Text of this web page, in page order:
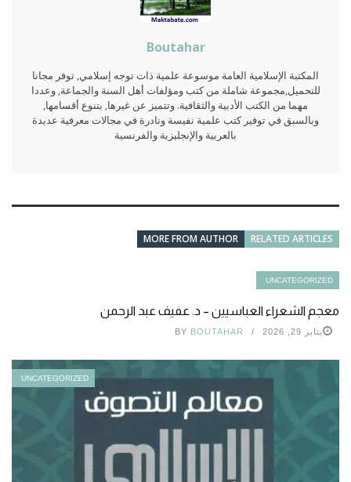
Boutahar
المكتبة الإسلامية العامة موسوعة علمية ذات توجه إسلامي, توفر مجانا
للتحميل,مجموعة شاملة من كتب ومؤلفات أهل السنة والجماعة, وعددا
مهما من الكتب الأدبية والثقافية. وتتميز عن غيرها, بتنوع أقسامها,
وبالسبق في توفير كتب علمية نفيسة ونادرة في مجالات معرفية عديدة
بالعربية والإنجليزية والفرنسية
RELATED ARTICLES
MORE FROM AUTHOR
UNCATEGORIZED
معجم الشعراء العباسيين – د. عفيف عبد الرحمن
يناير 29, 2026 BY BOUTAHAR
UNCATEGORIZED